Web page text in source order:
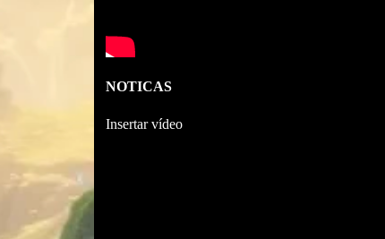
NOTICAS
Insertar vídeo